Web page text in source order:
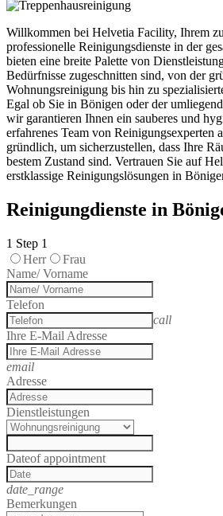
Willkommen bei Helvetia Facility, Ihrem
professionelle Reinigungsdienste in der
bieten eine breite Palette von
Bedürfnisse zugeschnitten sind, von der
Wohnungsreinigung bis hin zu
Egal ob Sie in Bönigen oder der
wir garantieren Ihnen ein sauberes und
erfahrenes Team von Reinigungsexperten
gründlich, um sicherzustellen, dass Ihre
bestem Zustand sind. Vertrauen Sie auf
erstklassige Reinigungslösungen in
Reinigungdienste in
1 Step 1
Herr
Frau
Name/ Vorname
Telefon
call
Ihre E-Mail Adresse
email
Adresse
Dienstleistungen
Dateof appointment
date_range
Bemerkungen